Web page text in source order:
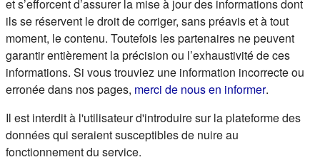
et s’efforcent d’assurer la mise à jour des informations dont
ils se réservent le droit de corriger, sans préavis et à tout
moment, le contenu. Toutefois les partenaires ne peuvent
garantir entièrement la précision ou l’exhaustivité de ces
informations. Si vous trouviez une information incorrecte ou
erronée dans nos pages, merci de nous en informer(s'ouvre
.
Il est interdit à l'utilisateur d'introduire sur la plateforme des
données qui seraient susceptibles de nuire au
fonctionnement du service.